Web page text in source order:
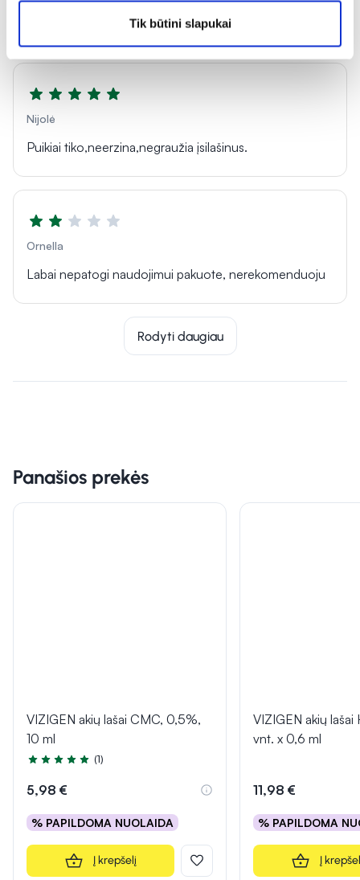
Tik būtini slapukai
Mano akims tiko ir patiko
Nijolė
Puikiai tiko,neerzina,negraužia įsilašinus.
Ornella
Labai nepatogi naudojimui pakuote, nerekomenduoju
Rodyti daugiau
Panašios prekės
VIZIGEN akių lašai CMC, 0,5%,
10 ml
Įvertinimas 5.0 iš 5
(1)
5,98 €
% PAPILDOMA NUOLAIDA
Į krepšelį
VIZIGEN akių lašai
vnt. x 0,6 ml
11,98 €
% PAPILDOMA
Į